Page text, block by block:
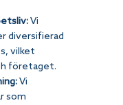
Vi
diversifierad
vilket
företaget.
Vi
som